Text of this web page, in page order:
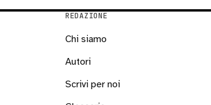
REDAZIONE
Chi siamo
Autori
Scrivi per noi